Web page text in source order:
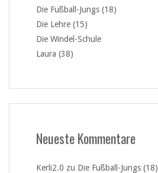
Die Fußball-Jungs (18)
Die Lehre (15)
Die Windel-Schule
Laura (38)
Neueste Kommentare
Kerli2.0 zu Die Fußball-Jungs (18)